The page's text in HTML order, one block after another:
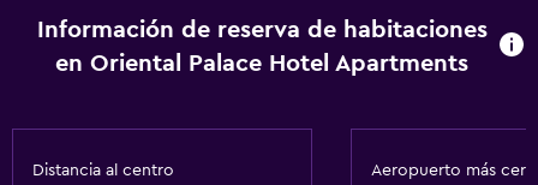
Información de reserva de habitaciones
en Oriental Palace Hotel Apartments
Distancia al centro Aeropuerto más